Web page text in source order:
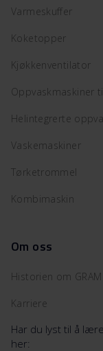
Varmeskuffer
Koketopper
Kjøkkenventilator
Oppvaskmaskiner
Helintegrerte
Vaskemaskiner
Tørketrommel
Kombimaskin
Om oss
Historien om GRAM
Karriere
Har du lyst til å
her: